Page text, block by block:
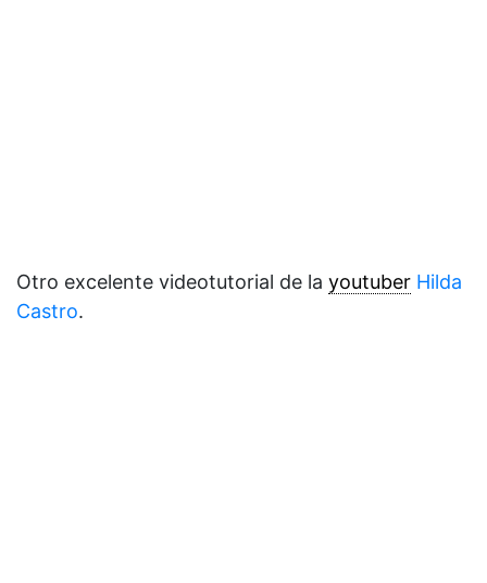
Otro excelente videotutorial de la youtuber Hilda
Castro.